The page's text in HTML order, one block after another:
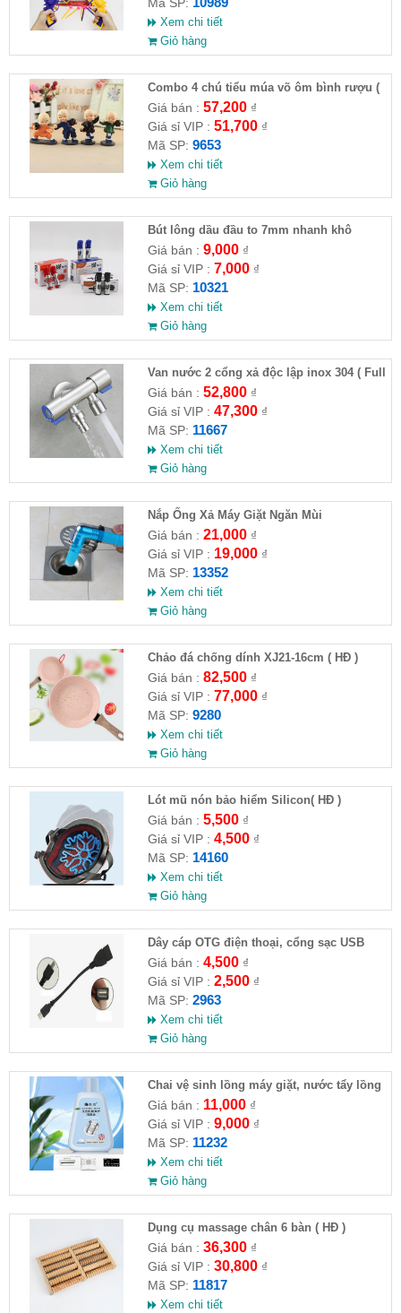
Xem chi tiết
Giỏ hàng
Combo 4 chú tiểu múa võ ôm bình rượu (
HĐ )
Giá bán : 57,200₫
Giá sỉ VIP : 51,700₫
Mã SP: 9653
Xem chi tiết
Giỏ hàng
Bút lông dầu đầu to 7mm nhanh khô
Giá bán : 9,000₫
Giá sỉ VIP : 7,000₫
Mã SP: 10321
Xem chi tiết
Giỏ hàng
Van nước 2 cổng xả độc lập inox 304 ( Full
VAT )
Giá bán : 52,800₫
Giá sỉ VIP : 47,300₫
Mã SP: 11667
Xem chi tiết
Giỏ hàng
Nắp Ống Xả Máy Giặt Ngăn Mùi
Giá bán : 21,000₫
Giá sỉ VIP : 19,000₫
Mã SP: 13352
Xem chi tiết
Giỏ hàng
Chảo đá chống dính XJ21-16cm ( HĐ )
Giá bán : 82,500₫
Giá sỉ VIP : 77,000₫
Mã SP: 9280
Xem chi tiết
Giỏ hàng
Lót mũ nón bảo hiểm Silicon( HĐ )
Giá bán : 5,500₫
Giá sỉ VIP : 4,500₫
Mã SP: 14160
Xem chi tiết
Giỏ hàng
Dây cáp OTG điện thoại, cổng sạc USB
Giá bán : 4,500₫
Giá sỉ VIP : 2,500₫
Mã SP: 2963
Xem chi tiết
Giỏ hàng
Chai vệ sinh lồng máy giặt, nước tẩy lồng
máy giặt CLEANING FLUID
Giá bán : 11,000₫
Giá sỉ VIP : 9,000₫
Mã SP: 11232
Xem chi tiết
Giỏ hàng
Dụng cụ massage chân 6 bàn ( HĐ )
Giá bán : 36,300₫
Giá sỉ VIP : 30,800₫
Mã SP: 11817
Xem chi tiết